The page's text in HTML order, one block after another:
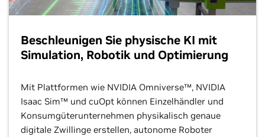
Beschleunigen Sie physische KI mit
Simulation, Robotik und Optimierung
Mit Plattformen wie NVIDIA Omniverse™, NVIDIA
Isaac Sim™ und cuOpt können Einzelhändler und
Konsumgüterunternehmen physikalisch genaue
digitale Zwillinge erstellen, autonome Roboter